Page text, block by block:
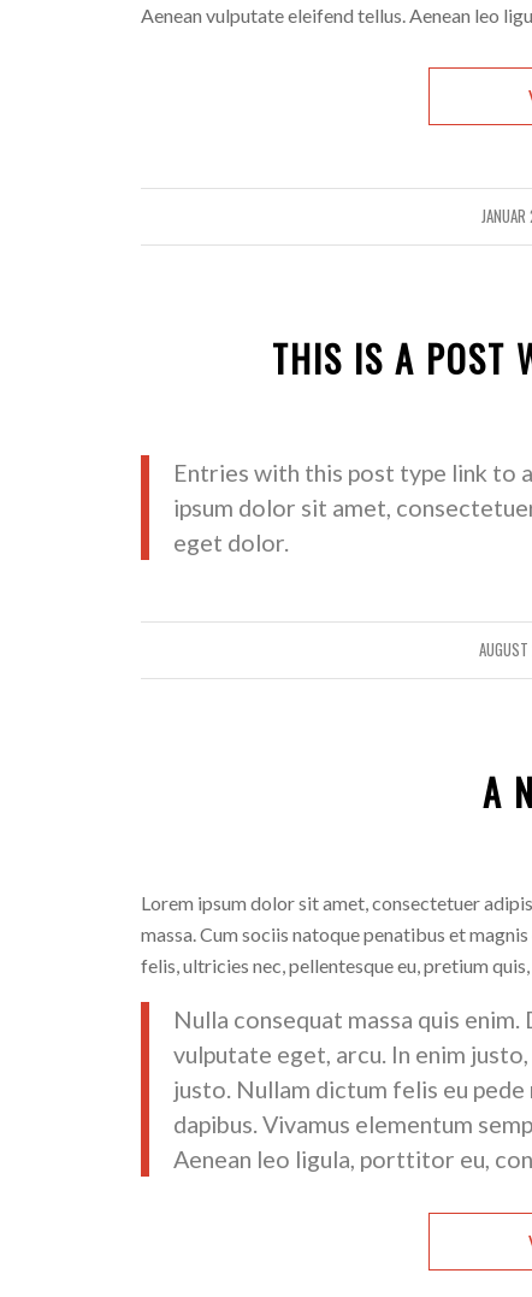
Aenean vulputate eleifend tellus. Aenean leo
/
THIS IS A POST
Entries with this post type link to
ipsum dolor sit amet,
eget dolor.
/
A
Lorem ipsum dolor sit amet, consectetuer
massa. Cum sociis natoque penatibus et
felis, ultricies nec, pellentesque eu, pretium quis,
Nulla consequat massa quis
vulputate eget, arcu. In enim
justo. Nullam dictum felis eu
dapibus. Vivamus elementum
Aenean leo ligula, porttitor eu,